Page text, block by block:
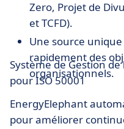
Zero, Projet de
et TCFD).
Une source
rapidement des
organisationnels.
Système de Gestion de
pour ISO 50001
EnergyElephant
pour améliorer